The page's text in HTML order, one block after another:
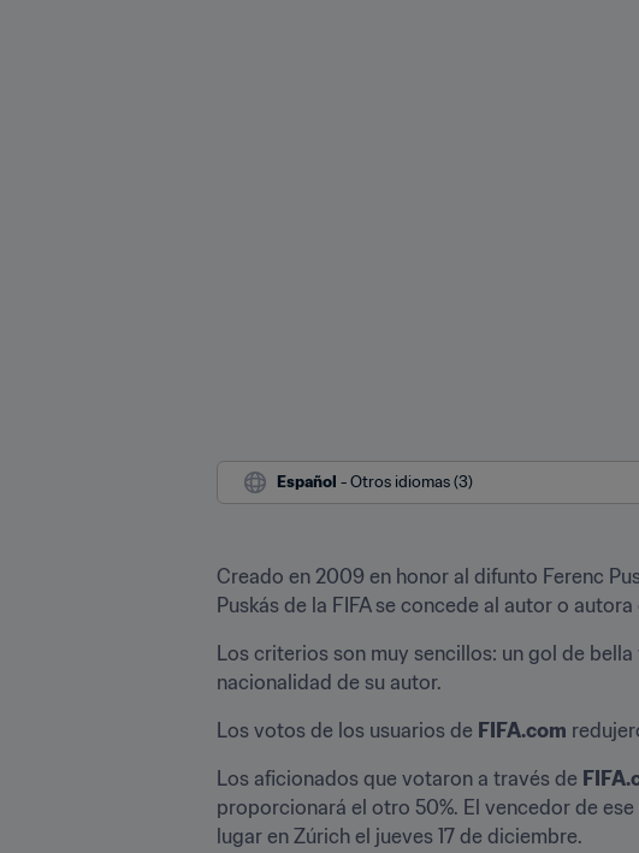
Español - Otros idiomas (3)
Creado en 2009 en honor al difunto Ferenc
Puskás de la FIFA se concede al autor o
Los criterios son muy sencillos: un gol de
nacionalidad de su autor.
Los votos de los usuarios de FIFA.com
Los aficionados que votaron a través de
proporcionará el otro 50%. El vencedor de
lugar en Zúrich el jueves 17 de diciembre.